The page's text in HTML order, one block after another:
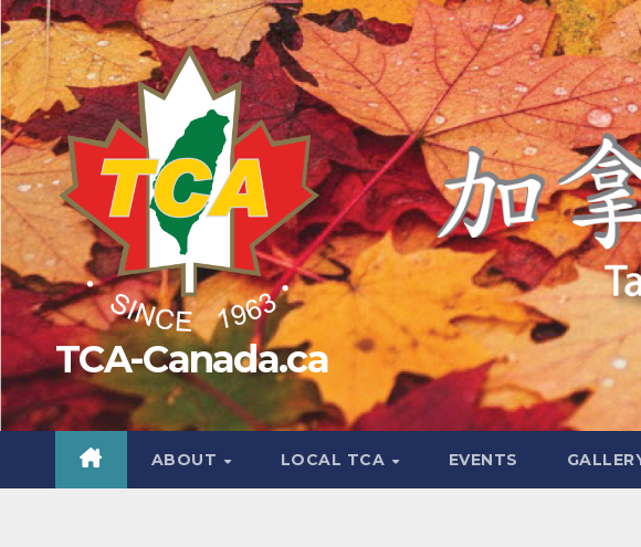
Skip
to
content
TCA-Canada.ca
ABOUT LOCAL TCA EVENTS